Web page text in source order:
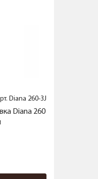
Diana 260-3J
Diana 260